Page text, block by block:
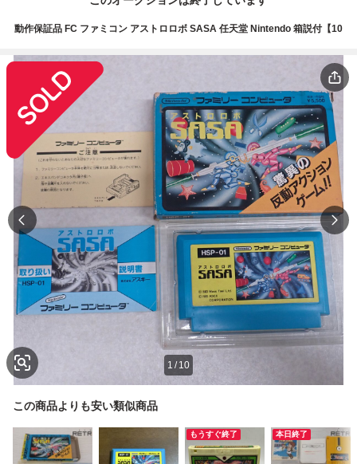
動作保証品 FC ファミコン アストロロボ SASA 任天堂 Nintendo 箱説付【10
1 / 10
この商品よりも安い類似商品
もうすぐ終了 本日終了